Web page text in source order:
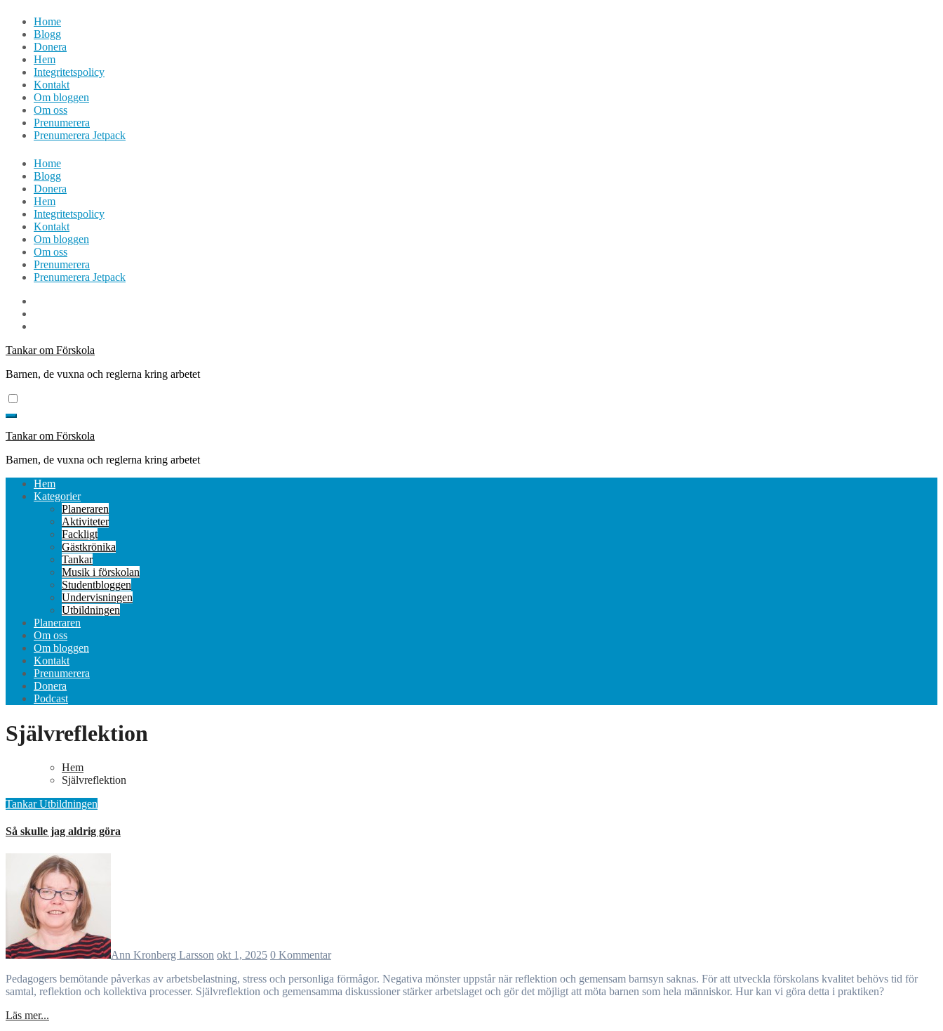
Hoppa
innehåll
Home
Blogg
Donera
Hem
Integritetspolicy
Kontakt
Om bloggen
Om oss
Prenumerera
Prenumerera Jetpack
Home
Blogg
Donera
Hem
Integritetspolicy
Kontakt
Om bloggen
Om oss
Prenumerera
Prenumerera Jetpack
Tankar om Förskola
Barnen, de vuxna och reglerna kring arbetet
Tankar om Förskola
Barnen, de vuxna och reglerna kring arbetet
Hem
Kategorier
Planeraren
Aktiviteter
Fackligt
Gästkrönika
Tankar
Musik i förskolan
Studentbloggen
Undervisningen
Utbildningen
Planeraren
Om oss
Om bloggen
Kontakt
Prenumerera
Donera
Podcast
Självreflektion
Hem
Självreflektion
TankarUtbildningen
Så skulle jag aldrig göra
Ann Kronberg Larsson okt 1, 2025 0 Kommentar
Pedagogers bemötande påverkas av arbetsbelastning, stress och personliga förmågor. Negativa mönster uppstår när reflektion och gemensam barnsyn saknas. För att utveckla förskolans kvalitet behövs tid för
samtal, reflektion och kollektiva processer. Självreflektion och gemensamma diskussioner stärker arbetslaget och gör det möjligt att möta barnen som hela människor. Hur kan vi göra detta i praktiken?
Läs mer...